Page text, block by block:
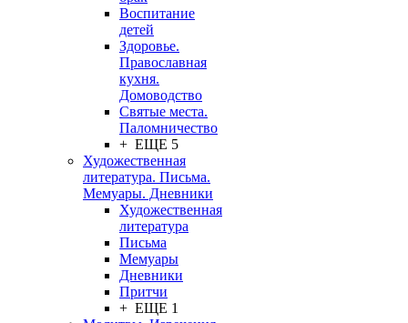
Воспитание
детей
Здоровье.
Православная
кухня.
Домоводство
Святые места.
Паломничество
+ ЕЩЕ 5
Художественная
литература. Письма.
Мемуары. Дневники
Художественная
литература
Письма
Мемуары
Дневники
Притчи
+ ЕЩЕ 1